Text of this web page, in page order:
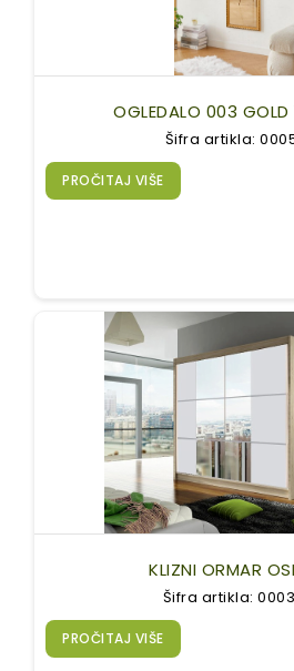
OGLEDALO 003
Šifra artikla:
PROČITAJ VIŠE
KLIZNI ORMAR
Šifra artikla:
PROČITAJ VIŠE